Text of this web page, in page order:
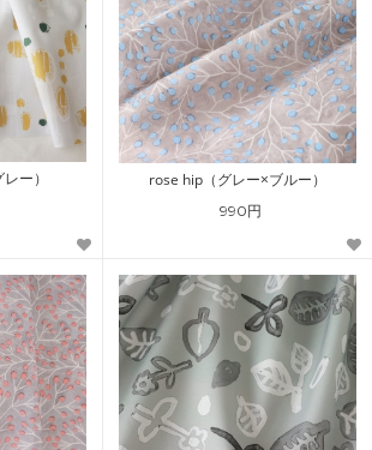
ー） rose hip（グレー×ブルー）
990円